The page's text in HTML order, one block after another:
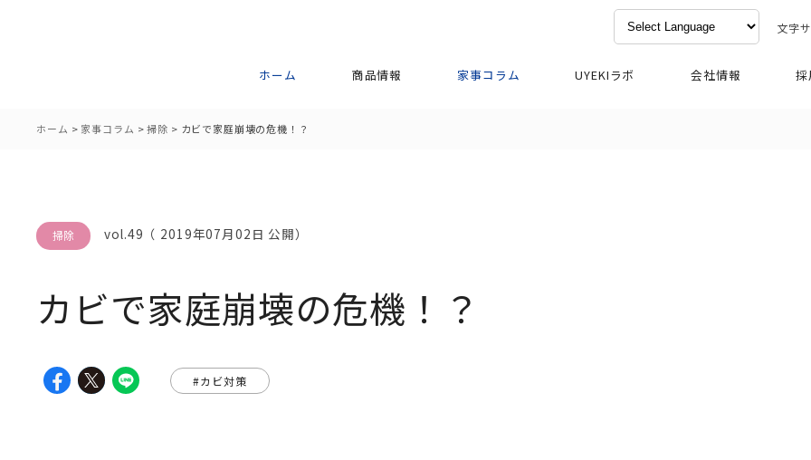
文字
ホーム 商品情報 家事コラム UYEKIラボ 会社情報
ホーム > 家事コラム >掃除 > カビで家庭崩壊の危機！？
掃除 vol.49（ 2019年07月02日 公開）
カビで家庭崩壊の危機！？
#カビ対策